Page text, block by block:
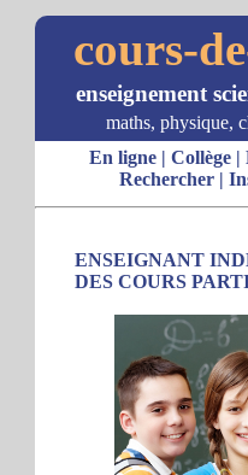
cours-
enseignement
maths, physique,
En ligne| Collège|
Rechercher|
ENSEIGNANT
DES COURS